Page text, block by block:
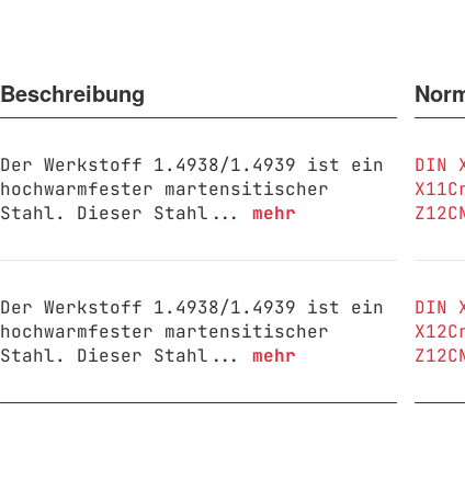
Beschreibung
Der Werkstoff 1.4938/1.4939 ist ein
hochwarmfester martensitischer
Stahl. Dieser Stahl... mehr
DIN
Der Werkstoff 1.4938/1.4939 ist ein
hochwarmfester martensitischer
Stahl. Dieser Stahl... mehr
DIN